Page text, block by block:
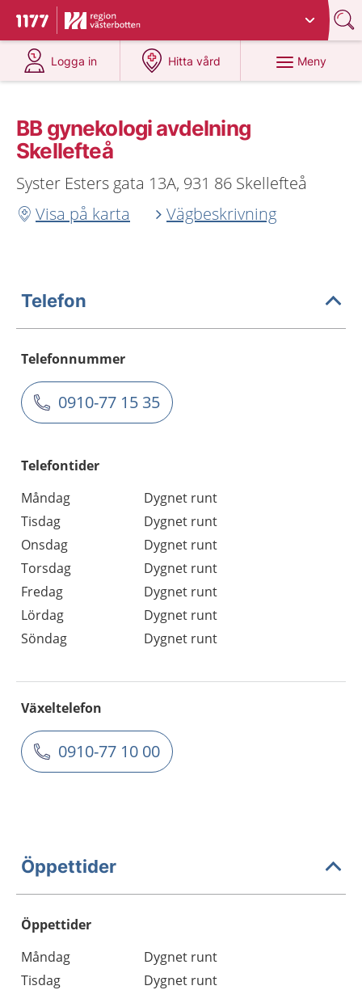
Till startsidan för 1177
Du har valt region
Logga in
på 1177.se
Hitta vård
på 1177.se
Meny
BB gynekologi avdelning
Skellefteå
Syster Esters gata 13A, 931 86 Skellefteå
Visa på karta
Vägbeskrivning
Telefon
Telefonnummer
0910-77 15 35
Telefontider
Måndag
Dygnet runt
Tisdag
Dygnet runt
Onsdag
Dygnet runt
Torsdag
Dygnet runt
Fredag
Dygnet runt
Lördag
Dygnet runt
Söndag
Dygnet runt
Växeltelefon
0910-77 10 00
Öppettider
Öppettider
Dag
Öppettider
Kommentarer
Måndag
Dygnet runt
Tisdag
Dygnet runt